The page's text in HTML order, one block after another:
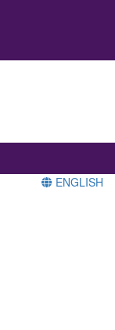
ENGLISH